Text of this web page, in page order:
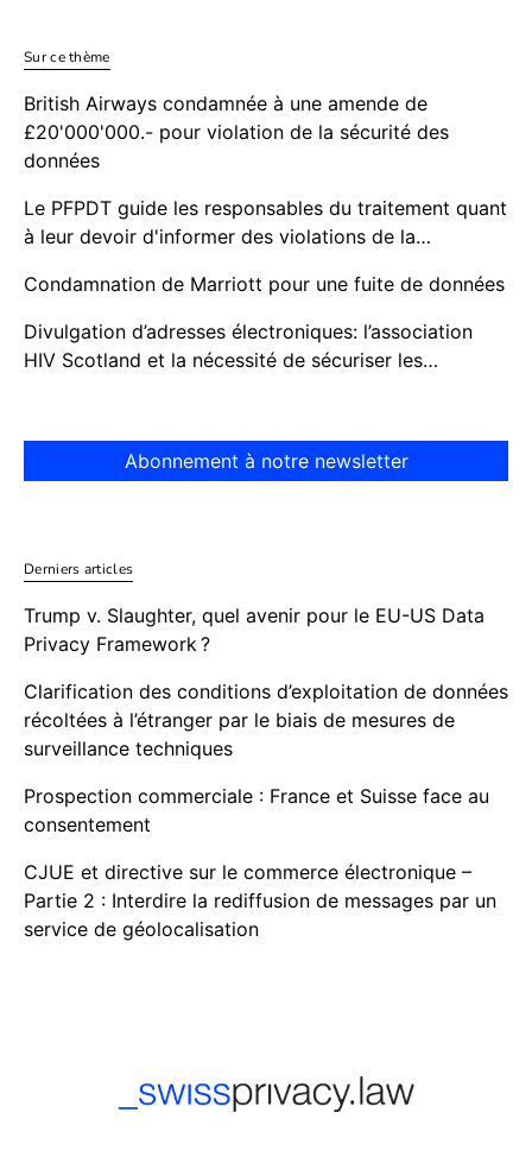
Sur ce thème
British Airways condamnée à une amende de
£20'000'000.- pour violation de la sécurité des
données
Le PFPDT guide les responsables du traitement quant
à leur devoir d'informer des violations de la…
Condamnation de Marriott pour une fuite de données
Divulgation d’adresses électroniques: l’association
HIV Scotland et la nécessité de sécuriser les…
Abonnement à notre newsletter
Derniers articles
Trump v. Slaughter, quel avenir pour le EU-US Data
Privacy Framework ?
Clarification des conditions d’exploitation de données
récoltées à l’étranger par le biais de mesures de
surveillance techniques
Prospection commerciale : France et Suisse face au
consentement
CJUE et directive sur le commerce électronique –
Partie 2 : Interdire la rediffusion de messages par un
service de géolocalisation